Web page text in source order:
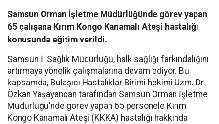
Samsun Orman İşletme Müdürlüğünde görev yapan
65 çalışana Kırım Kongo Kanamalı Ateşi hastalığı
konusunda eğitim verildi.
Samsun İl Sağlık Müdürlüğü, halk sağlığı farkındalığını
artırmaya yönelik çalışmalarına devam ediyor. Bu
kapsamda, Bulaşıcı Hastalıklar Birimi hekimi Uzm. Dr.
Özkan Yaşayancan tarafından Samsun Orman İşletme
Müdürlüğü’nde görev yapan 65 personele Kırım
Kongo Kanamalı Ateşi (KKKA) hastalığı hakkında